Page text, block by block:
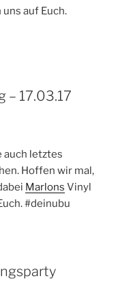
auf Euch.
– 17.03.17
auch letztes
Hoffen wir mal,
Marlons Vinyl
#deinubu